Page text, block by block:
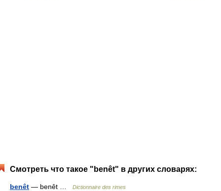
Смотреть что такое "benêt" в других словарях:
benêt — benêt … Dictionnaire des rimes